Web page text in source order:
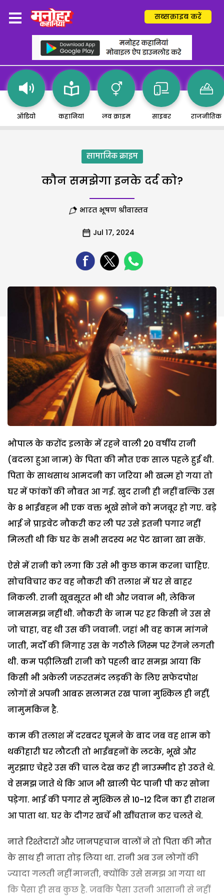
सब्सक्राइब करें
ऑडियो कहानियां लव क्राइम साइबर राजनीतिक
सामाजिक क्राइम
कौन समझेगा इनके दर्द को?
भारत भूषण श्रीवास्तव
Jul 17, 2024
भोपाल के करोंद इलाके में रहने वाली 20 वर्षीय रानी
(बदला हुआ नाम) के पिता की मौत एक साल पहले हुई थी.
पिता के साथसाथ आमदनी का जरिया भी खत्म हो गया तो
घर में फांकों की नौबत आ गई. खुद रानी ही नहीं बल्कि उस
के 8 भाईबहन भी एक वक्त भूखे सोने को मजबूर हो गए. बड़े
भाई ने प्राइवेट नौकरी कर ली पर उसे इतनी पगार नहीं
मिलती थी कि घर के सभी सदस्य भर पेट खाना खा सकें.
ऐसे में रानी को लगा कि उसे भी कुछ काम करना चाहिए.
सोचविचार कर वह नौकरी की तलाश में घर से बाहर
निकली. रानी खूबसूरत भी थी और जवान भी, लेकिन
नामसमझ नहीं थी. नौकरी के नाम पर हर किसी ने उस से
जो चाहा, वह थी उस की जवानी. जहां भी वह काम मांगने
जाती, मर्दों की निगाह उस के गठीले जिस्म पर रेंगने लगती
थी. कम पढ़ीलिखी रानी को पहली बार समझ आया कि
किसी भी अकेली जरूरतमंद लड़की के लिए सफेदपोश
लोगों से अपनी आबरू सलामत रख पाना मुश्किल ही नहीं,
नामुमकिन है.
काम की तलाश में दरबदर घूमने के बाद जब वह शाम को
थकीहारी घर लौटती तो भाईबहनों के लटके, भूखे और
मुरझाए चेहरे उस की चाल देख कर ही नाउम्मीद हो उठते थे.
वे समझ जाते थे कि आज भी खाली पेट पानी पी कर सोना
पड़ेगा. भाई की पगार से मुश्किल से 10-12 दिन का ही राशन
आ पाता था. घर के दीगर खर्चे भी खींचतान कर चलते थे.
नाते रिश्तेदारों और जानपहचान वालों ने तो पिता की मौत
के साथ ही नाता तोड़ लिया था. रानी अब उन लोगों की
ज्यादा गलती नहीं मानती, क्योंकि उसे समझ आ गया था
कि पैसा ही सब कुछ है. जबकि पैसा उतनी आसानी से नहीं